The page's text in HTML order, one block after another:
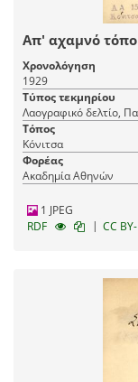
Απ' αχαμνό
Χρονολόγηση
1929
Τύπος τεκμηρίου
Λαογραφικό δελτίο,
Τόπος
Κόνιτσα
Φορέας
Ακαδημία Αθηνών
1 JPEG
RDF
| CC